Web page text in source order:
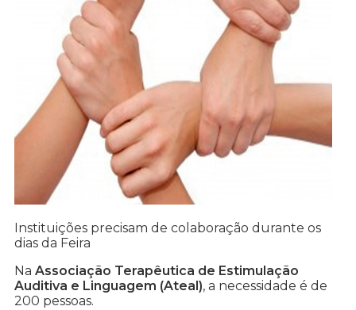
Instituições precisam de colaboração durante os
dias da Feira
Na Associação Terapêutica de Estimulação
Auditiva e Linguagem (Ateal), a necessidade é de
200 pessoas.